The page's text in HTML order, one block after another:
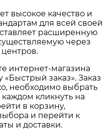
высокое качество и
для всей своей
расширенную
через
интернет-магазина
заказ». Заказ
необходимо выбрать
кликнуть на
в корзину,
и перейти к
и доставки.